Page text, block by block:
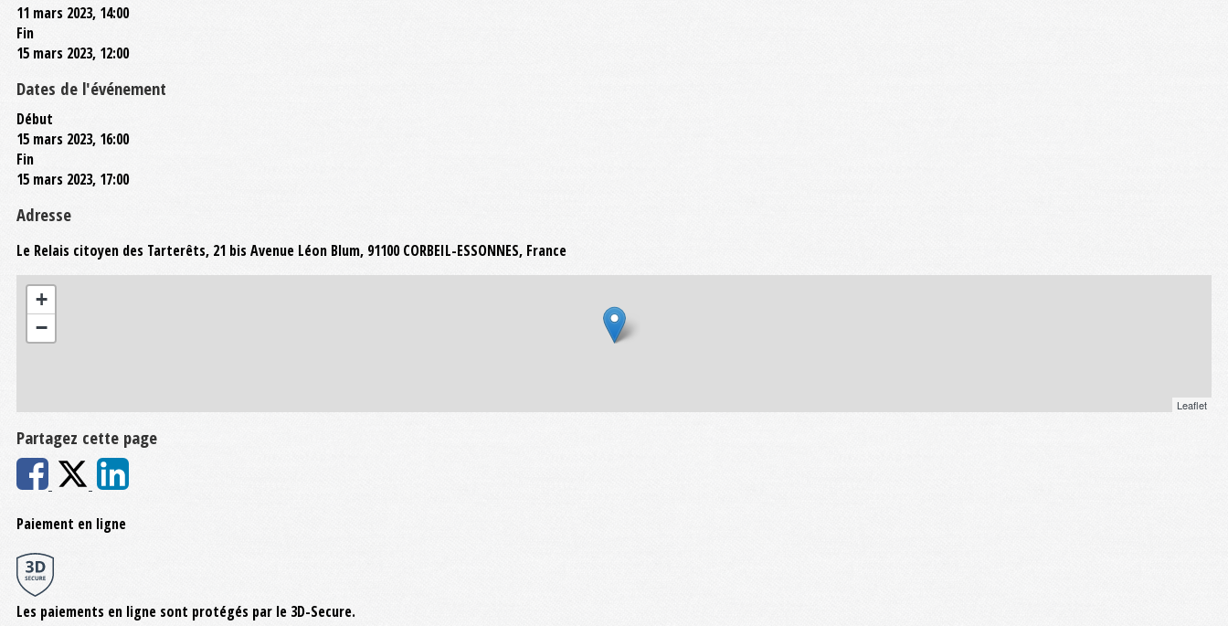
11 mars 2023, 14:00
Fin
15 mars 2023, 12:00
Dates de l'événement
Début
15 mars 2023, 16:00
Fin
15 mars 2023, 17:00
Adresse
Le Relais citoyen des Tarterêts, 21 bis Avenue Léon Blum, 91100 CORBEIL-ESSONNES, France
+
−
Leaflet
Partagez cette page
Paiement en ligne
Les paiements en ligne sont protégés par le 3D-Secure.